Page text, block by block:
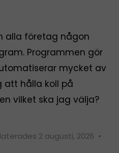
alla företag någon
Programmen gör
mycket av
att hålla koll på
vilket ska jag välja?
2 augusti, 2026 •